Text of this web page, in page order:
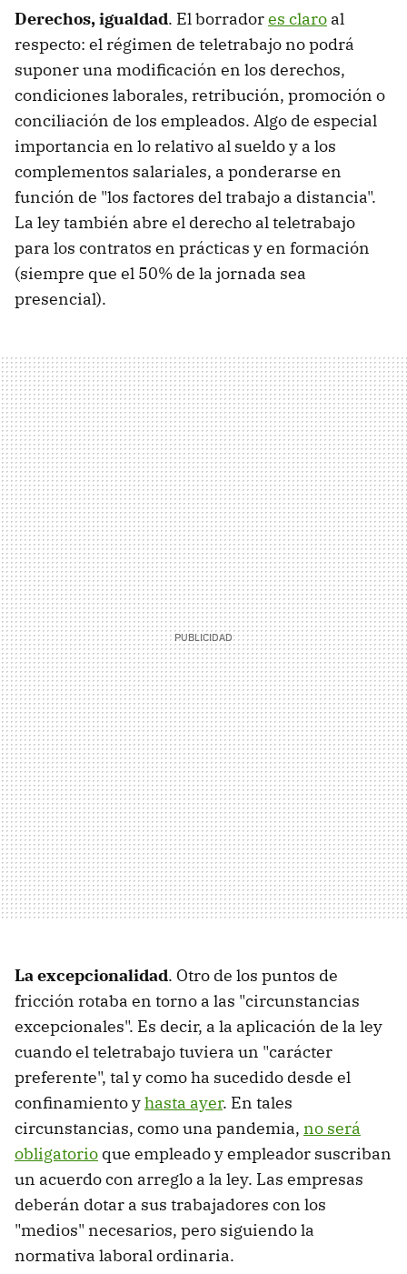
Derechos, igualdad. El borradores claro al
respecto: el régimen de teletrabajo no podrá
suponer una modificación en los derechos,
condiciones laborales, retribución, promoción o
conciliación de los empleados. Algo de especial
importancia en lo relativo al sueldo y a los
complementos salariales, a ponderarse en
función de "los factores del trabajo a distancia".
La ley también abre el derecho al teletrabajo
para los contratos en prácticas y en formación
(siempre que el 50% de la jornada sea
presencial).
La excepcionalidad. Otro de los puntos de
fricción rotaba en torno a las "circunstancias
excepcionales". Es decir, a la aplicación de la ley
cuando el teletrabajo tuviera un "carácter
preferente", tal y como ha sucedido desde el
confinamiento yhasta ayer. En tales
circunstancias, como una pandemia, no será
obligatorio que empleado y empleador suscriban
un acuerdo con arreglo a la ley. Las empresas
deberán dotar a sus trabajadores con los
"medios" necesarios, pero siguiendo la
normativa laboral ordinaria.